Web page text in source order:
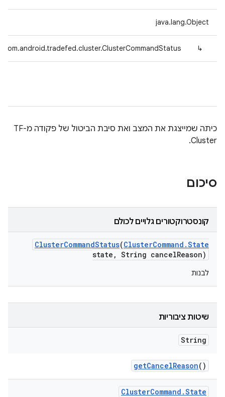
java.lang.Object
↳
com.android.tradefed.cluster.ClusterCommandStatus
כיתה שמייצגת את המצב ואת סיבת הביטול של פקודה מ-TF
Cluster.
סיכום
קונסטרוקטורים גלויים לכולם
ClusterCommandStatus(ClusterCommand .State
state , String cancelReason)
לבנות
שיטות ציבוריות
String
getCancelReason()
ClusterCommand .State